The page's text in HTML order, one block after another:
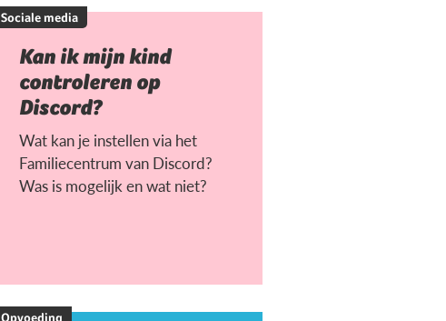
Sociale media
Kan ik mijn kind
controleren op
Discord?
Wat kan je instellen via het
Familiecentrum van Discord?
Was is mogelijk en wat niet?
Opvoeding